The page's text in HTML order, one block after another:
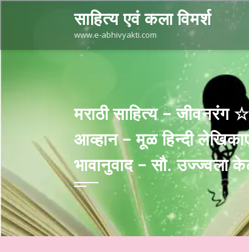
साहित्य एवं कला विमर्श
www.e-abhivyakti.com
मराठी साहित्य – जीवनरंग
आव्हान – मूळ हिन्दी
भावानुवाद – सौ.